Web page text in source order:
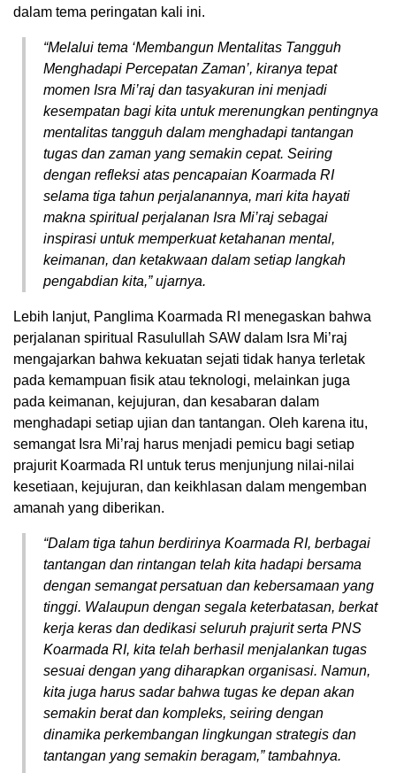
dalam tema peringatan kali ini.
“Melalui tema ‘Membangun Mentalitas Tangguh
Menghadapi Percepatan Zaman’, kiranya tepat
momen Isra Mi’raj dan tasyakuran ini menjadi
kesempatan bagi kita untuk merenungkan pentingnya
mentalitas tangguh dalam menghadapi tantangan
tugas dan zaman yang semakin cepat. Seiring
dengan refleksi atas pencapaian Koarmada RI
selama tiga tahun perjalanannya, mari kita hayati
makna spiritual perjalanan Isra Mi’raj sebagai
inspirasi untuk memperkuat ketahanan mental,
keimanan, dan ketakwaan dalam setiap langkah
pengabdian kita,” ujarnya.
Lebih lanjut, Panglima Koarmada RI menegaskan bahwa
perjalanan spiritual Rasulullah SAW dalam Isra Mi’raj
mengajarkan bahwa kekuatan sejati tidak hanya terletak
pada kemampuan fisik atau teknologi, melainkan juga
pada keimanan, kejujuran, dan kesabaran dalam
menghadapi setiap ujian dan tantangan. Oleh karena itu,
semangat Isra Mi’raj harus menjadi pemicu bagi setiap
prajurit Koarmada RI untuk terus menjunjung nilai-nilai
kesetiaan, kejujuran, dan keikhlasan dalam mengemban
amanah yang diberikan.
“Dalam tiga tahun berdirinya Koarmada RI, berbagai
tantangan dan rintangan telah kita hadapi bersama
dengan semangat persatuan dan kebersamaan yang
tinggi. Walaupun dengan segala keterbatasan, berkat
kerja keras dan dedikasi seluruh prajurit serta PNS
Koarmada RI, kita telah berhasil menjalankan tugas
sesuai dengan yang diharapkan organisasi. Namun,
kita juga harus sadar bahwa tugas ke depan akan
semakin berat dan kompleks, seiring dengan
dinamika perkembangan lingkungan strategis dan
tantangan yang semakin beragam,” tambahnya.